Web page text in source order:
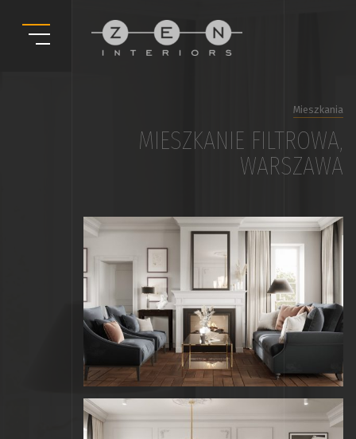
MIESZKANIE FILTROWA,
WARSZAWA
Mieszkania